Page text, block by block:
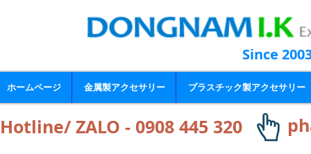
Since
ホームページ 金属製アクセサリー プラスチック製アクセサリー
Hotline/ ZALO - 0908 445 320